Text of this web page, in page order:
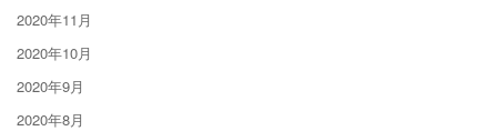
2020年11月
2020年10月
2020年9月
2020年8月